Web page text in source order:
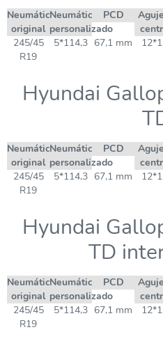
Neumático
original
Neumático
personalizado
PCD
245/45
R19
5*114,3 67,1 mm
Hyundai
Neumático
original
Neumático
personalizado
PCD
245/45
R19
5*114,3 67,1 mm
Hyundai
TD
Neumático
original
Neumático
personalizado
PCD
245/45
R19
5*114,3 67,1 mm